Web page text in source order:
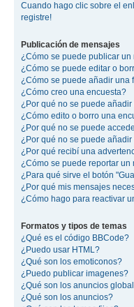
Cuando hago clic sobre el
registre!
Publicación de mensajes
¿Cómo se puede publicar
¿Cómo se puede editar o
¿Cómo se puede añadir una
¿Cómo creo una encuesta?
¿Por qué no se puede
¿Cómo edito o borro una
¿Por qué no se puede
¿Por qué no se puede
¿Por qué recibí una
¿Cómo se puede reportar
¿Para qué sirve el botón
¿Por qué mis mensajes
¿Cómo hago para reactivar
Formatos y tipos de temas
¿Qué es el código BBCode?
¿Puedo usar HTML?
¿Qué son los emoticonos?
¿Puedo publicar imagenes?
¿Qué son los anuncios
¿Qué son los anuncios?